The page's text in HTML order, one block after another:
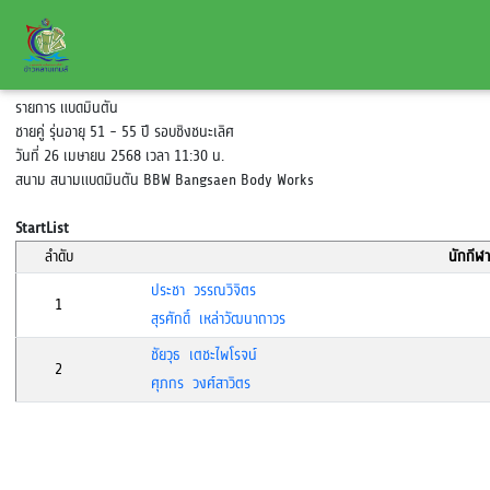
รายการ แบดมินตัน
ชายคู่ รุ่นอายุ 51 - 55 ปี รอบชิงชนะเลิศ
วันที่ 26 เมษายน 2568 เวลา 11:30 น.
สนาม สนามแบดมินตัน BBW Bangsaen Body Works
StartList
ลำดับ
นักกีฬา
1
ประชา วรรณวิจิตร
สุรศักดิ์ เหล่าวัฒนาถาวร
2
ชัยวุธ เตชะไพโรจน์
ศุภกร วงศ์สาวิตร